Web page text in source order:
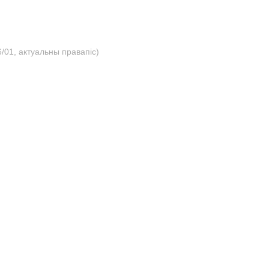
актуальны правапіс)